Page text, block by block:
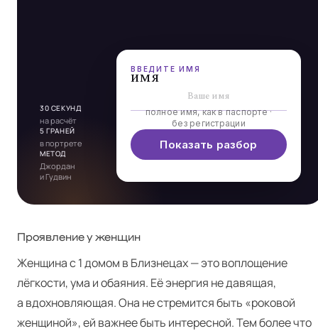
30 СЕКУНД
на расчёт
5 ГРАНЕЙ
в портрете
МЕТОД
Джордан
и Гудвин
ВВЕДИТЕ ИМЯ
имя
полное имя, как в паспорте ·
без регистрации
Показать разбор
Проявление у женщин
Женщина с 1 домом в Близнецах — это воплощение
лёгкости, ума и обаяния. Её энергия не давящая,
а вдохновляющая. Она не стремится быть «роковой
женщиной», ей важнее быть интересной. Тем более что